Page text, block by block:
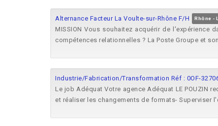
Alternance Facteur La Voulte-sur-Rhône F/H Rhône -
MISSION Vous souhaitez acquérir de l'expérience
compétences relationnelles ? La Poste Groupe et
Industrie/Fabrication/Transformation Réf : 0OF-
Le job Adéquat Votre agence Adéquat LE POUZIN
et réaliser les changements de formats- Superviser